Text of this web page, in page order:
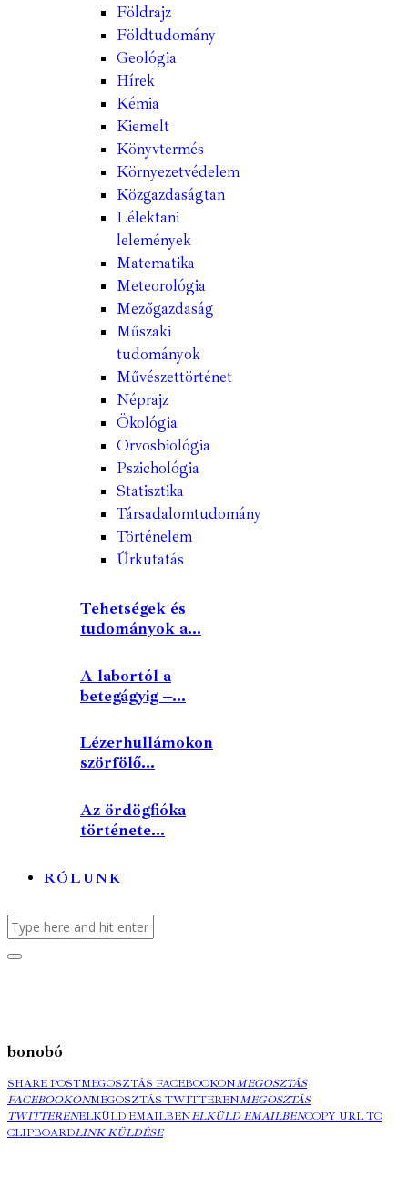
Földrajz
Földtudomány
Geológia
Hírek
Kémia
Kiemelt
Könyvtermés
Környezetvédelem
Közgazdaságtan
Lélektani
lelemények
Matematika
Meteorológia
Mezőgazdaság
Műszaki
tudományok
Művészettörténet
Néprajz
Ökológia
Orvosbiológia
Pszichológia
Statisztika
Társadalomtudomány
Történelem
Űrkutatás
Tehetségek és
tudományok a...
A labortól a
betegágyig –...
Lézerhullámokon
szörfölő...
Az ördögfióka
története...
RÓLUNK
bonobó
SHARE POSTMEGOSZTÁS FACEBOOKONMEGOSZTÁS
FACEBOOKONMEGOSZTÁS TWITTERENMEGOSZTÁS
TWITTERENELKÜLD EMAILBENELKÜLD EMAILBENCOPY URL TO
CLIPBOARDLINK KÜLDÉSE